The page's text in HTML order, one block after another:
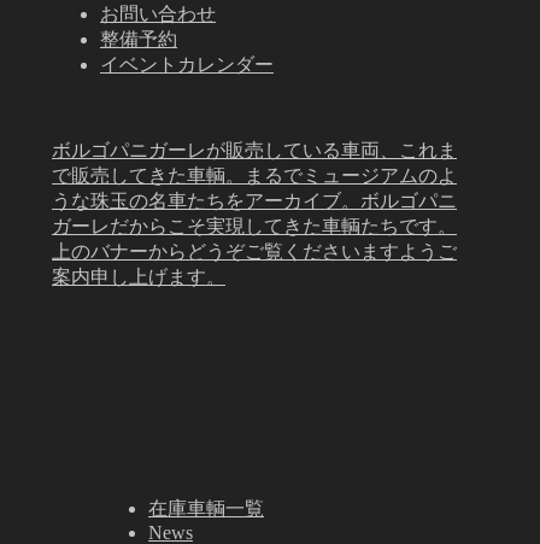
お問い合わせ
整備予約
イベントカレンダー
ボルゴパニガーレが販売している車両、これま
で販売してきた車輌。まるでミュージアムのよ
うな珠玉の名車たちをアーカイブ。ボルゴパニ
ガーレだからこそ実現してきた車輌たちです。
上のバナーからどうぞご覧くださいますようご
案内申し上げます。
在庫車輌一覧
News